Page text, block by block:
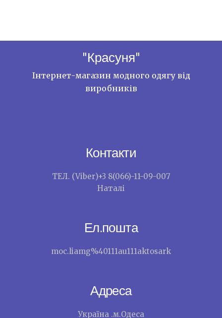
"Красуня"
Інтернет-магазин модного одягу від
виробників
Контакти
ТЕЛ. (Viber)+3 8(066)-11-09-007
Наталі
Ел.пошта
moc.liamg%40111au111aktosark
Адреса
Україна .м.Одеса